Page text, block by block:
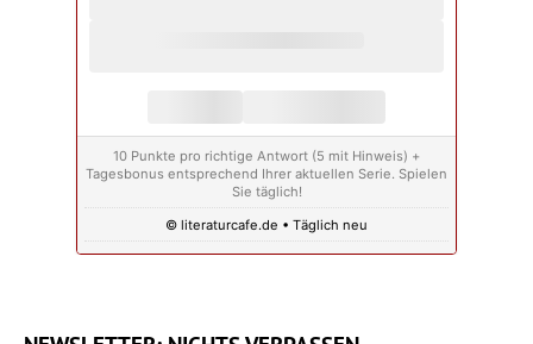
10 Punkte pro richtige Antwort (5 mit Hinweis) +
Tagesbonus entsprechend Ihrer aktuellen Serie. Spielen
Sie täglich!
© literaturcafe.de • Täglich neu